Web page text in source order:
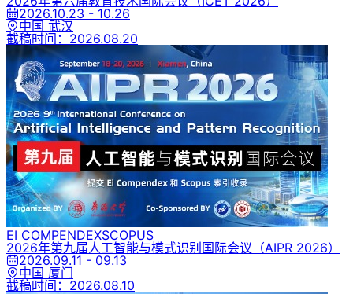
2026.10.23 - 10.26
中国 武汉
截稿时间： 2026.08.20
EI COMPENDEXSCOPUS
2026年第九届人工智能与模式识别国际会议 （AIPR 2026）
2026.09.11 - 09.13
中国 厦门
截稿时间： 2026.08.10